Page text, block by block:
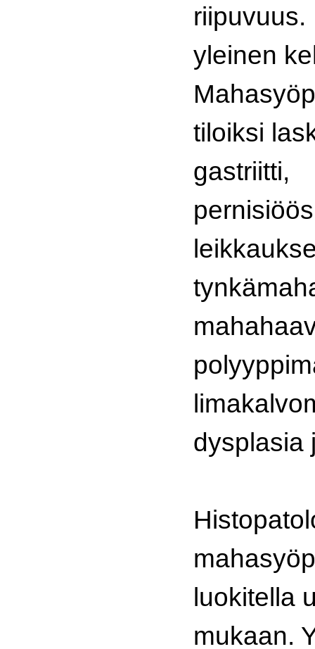
yleinen
tiloiksi
gastriitti,
dysplasia
luokitella
mukaan.